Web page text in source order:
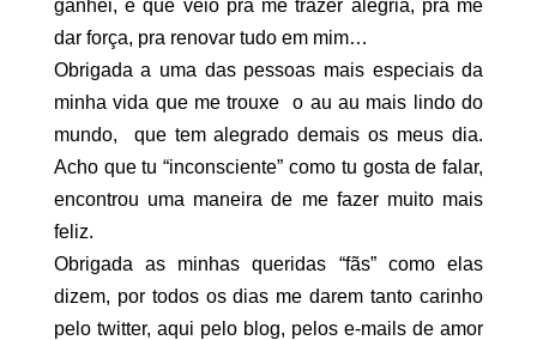
ganhei, e que veio pra me trazer alegria, pra me
dar força, pra renovar tudo em mim…
Obrigada a uma das pessoas mais especiais da
minha vida que me trouxe o au au mais lindo do
mundo, que tem alegrado demais os meus dia.
Acho que tu “inconsciente” como tu gosta de falar,
encontrou uma maneira de me fazer muito mais
feliz.
Obrigada as minhas queridas “fãs” como elas
dizem, por todos os dias me darem tanto carinho
pelo twitter, aqui pelo blog, pelos e-mails de amor